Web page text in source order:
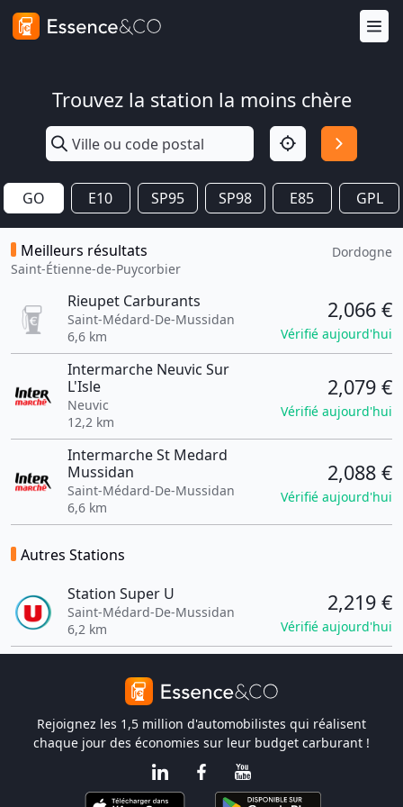
Trouvez la station la moins chère
GO E10 SP95 SP98 E85 GPL
Meilleurs résultats
Saint-Étienne-de-Puycorbier
Dordogne
Rieupet Carburants
Saint-Médard-De-Mussidan
6,6 km
2,066 €
Vérifié aujourd'hui
Intermarche Neuvic Sur
L'Isle
Neuvic
12,2 km
2,079 €
Vérifié aujourd'hui
Intermarche St Medard
Mussidan
Saint-Médard-De-Mussidan
6,6 km
2,088 €
Vérifié aujourd'hui
Autres Stations
Station Super U
Saint-Médard-De-Mussidan
6,2 km
2,219 €
Vérifié aujourd'hui
Rejoignez les 1,5 million d'automobilistes qui réalisent
chaque jour des économies sur leur budget carburant !